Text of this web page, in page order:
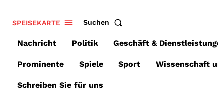
SPEISEKARTE Suchen
Nachricht Politik Geschäft &
Prominente Spiele Sport Wissenschaft
Schreiben Sie für uns